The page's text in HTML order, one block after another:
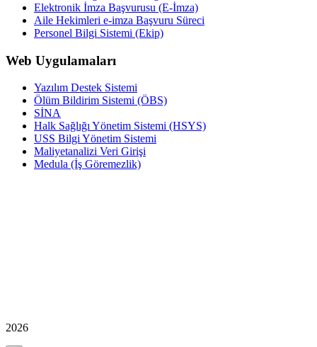
Elektronik İmza Başvurusu (E-İmza)
Aile Hekimleri e-imza Başvuru Süreci
Personel Bilgi Sistemi (Ekip)
Web Uygulamaları
Yazılım Destek Sistemi
Ölüm Bildirim Sistemi (ÖBS)
SİNA
Halk Sağlığı Yönetim Sistemi (HSYS)
USS Bilgi Yönetim Sistemi
Maliyetanalizi Veri Girişi
Medula (İş Göremezlik)
2026